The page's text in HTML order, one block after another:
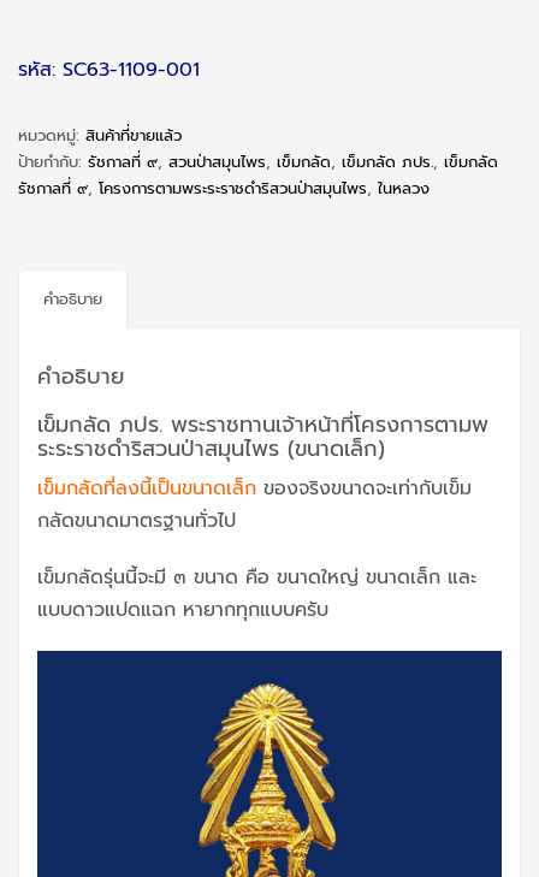
รหัส: SC63-1109-001
หมวดหมู่: สินค้าที่ขายแล้ว
ป้ายกำกับ: รัชกาลที่ ๙, สวนป่าสมุนไพร, เข็มกลัด, เข็มกลัด ภปร., เข็มกลัด
รัชกาลที่ ๙, โครงการตามพระระราชดำริสวนป่าสมุนไพร, ในหลวง
คำอธิบาย
คำอธิบาย
เข็มกลัด ภปร. พระราชทานเจ้าหน้าที่โครงการตามพ
ระระราชดำริสวนป่าสมุนไพร (ขนาดเล็ก)
เข็มกลัดที่ลงนี้เป็นขนาดเล็ก ของจริงขนาดจะเท่ากับเข็ม
กลัดขนาดมาตรฐานทั่วไป
เข็มกลัดรุ่นนี้จะมี ๓ ขนาด คือ ขนาดใหญ่ ขนาดเล็ก และ
แบบดาวแปดแฉก หายากทุกแบบครับ